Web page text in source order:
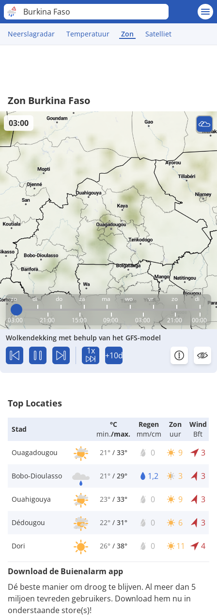
Burkina Faso
Neerslagradar Temperatuur Zon Satelliet
Zon Burkina Faso
zo di do za ma wo vr zo di
03:00 21:00 15:00 09:00 03:00 21:00 00:00
03:00
Wolkendekking met behulp van het GFS-model
1x +10d
Top Locaties
Stad
°C
min./max.
Regen
mm/cm
Zon
uur
Wind
Bft
Ouagadougou
21° / 33° 0 9 3
Bobo-Dioulasso 21° / 29° 1,2 3 3
Ouahigouya 23° / 33° 0 9 3
Dédougou 22° / 31° 0 6 3
Dori 26° / 38° 0 11 4
Download de Buienalarm app
Dé beste manier om droog te blijven. Al meer dan 5
miljoen tevreden gebruikers. Download hem nu in
onderstaande store(s)!